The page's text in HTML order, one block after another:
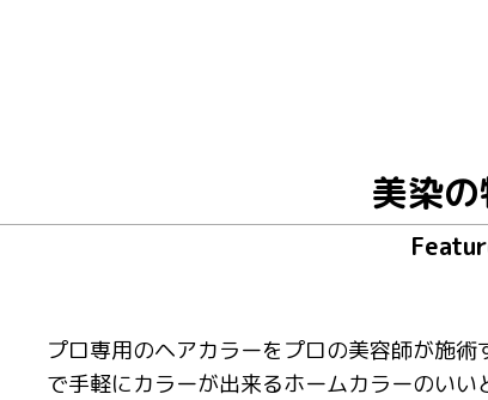
美染
プロ専用のヘアカラーをプロの美容師が施
で手軽にカラーが出来るホームカラーのい